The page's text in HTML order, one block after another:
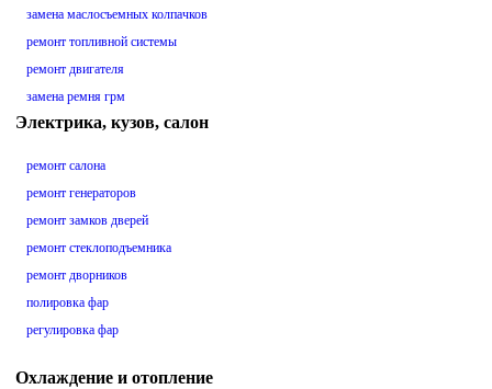
замена маслосъемных колпачков
ремонт топливной системы
ремонт двигателя
замена ремня грм
Электрика, кузов, салон
ремонт салона
ремонт генераторов
ремонт замков дверей
ремонт стеклоподъемника
ремонт дворников
полировка фар
регулировка фар
Охлаждение и отопление